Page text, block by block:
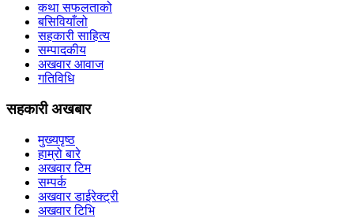
कथा सफलताको
बसिवियाँलो
सहकारी साहित्य
सम्पादकीय
अखवार आवाज
गतिविधि
सहकारी अखबार
मुख्यपृष्ठ
हाम्रो बारे
अखवार टिम
सम्पर्क
अखवार डाईरेक्ट्री
अखवार टिभि